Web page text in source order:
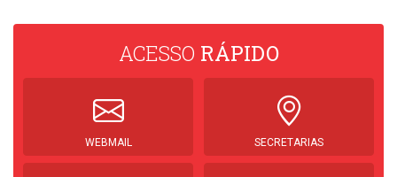
ACESSO RÁPIDO
WEBMAIL SECRETARIAS